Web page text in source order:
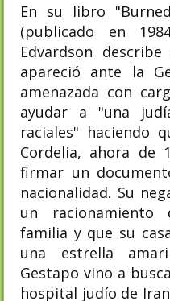
En su libro
(publicado en
Edvardson
apareció ante la
amenazada con
ayudar a "una
raciales" haciendo
Cordelia, ahora de
firmar un
nacionalidad. Su
un
familia y que su
una estrella
Gestapo vino a
hospital judío de